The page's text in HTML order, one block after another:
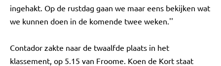
ingehakt. Op de rustdag gaan we maar eens bekijken wat
we kunnen doen in de komende twee weken.''
Contador zakte naar de twaalfde plaats in het
klassement, op 5.15 van Froome. Koen de Kort staat